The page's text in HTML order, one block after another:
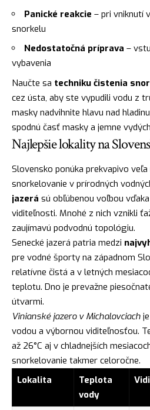
Panické reakcie – pri vniknutí
snorkelu
Nedostatočná príprava –
vybavenia
Naučte sa techniku čistenia
cez ústa, aby ste vypudili vodu z
masky nadvihnite hlavu nad
spodnú časť masky a jemne
Najlepšie lokality na
Slovensko ponúka prekvapivo
snorkelovanie v prírodných
jazerá sú obľúbenou voľbou
viditeľnosti. Mnohé z nich vznikli
zaujímavú podvodnú topológiu.
Senecké jazerá patria medzi
pre vodné športy na západnom
relatívne čistá a v letných
teplotu. Dno je prevažne
útvarmi.
Vinianské jazero v Michalovciach
vodou a výbornou viditeľnosťou.
až 26°C aj v chladnejších
snorkelovanie takmer celoročne.
Lokalita
Teplota
vody